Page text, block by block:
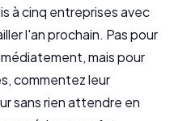
à cinq entreprises avec
l'an prochain. Pas pour
mais pour
commentez leur
sans rien attendre en